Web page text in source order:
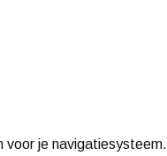
voor je navigatiesysteem.